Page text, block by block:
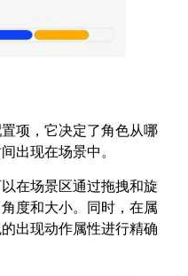
项，它决定了角色从哪
出现在场景中。
在场景区通过拖拽和旋
度和大小。同时，在属
出现动作属性进行精确